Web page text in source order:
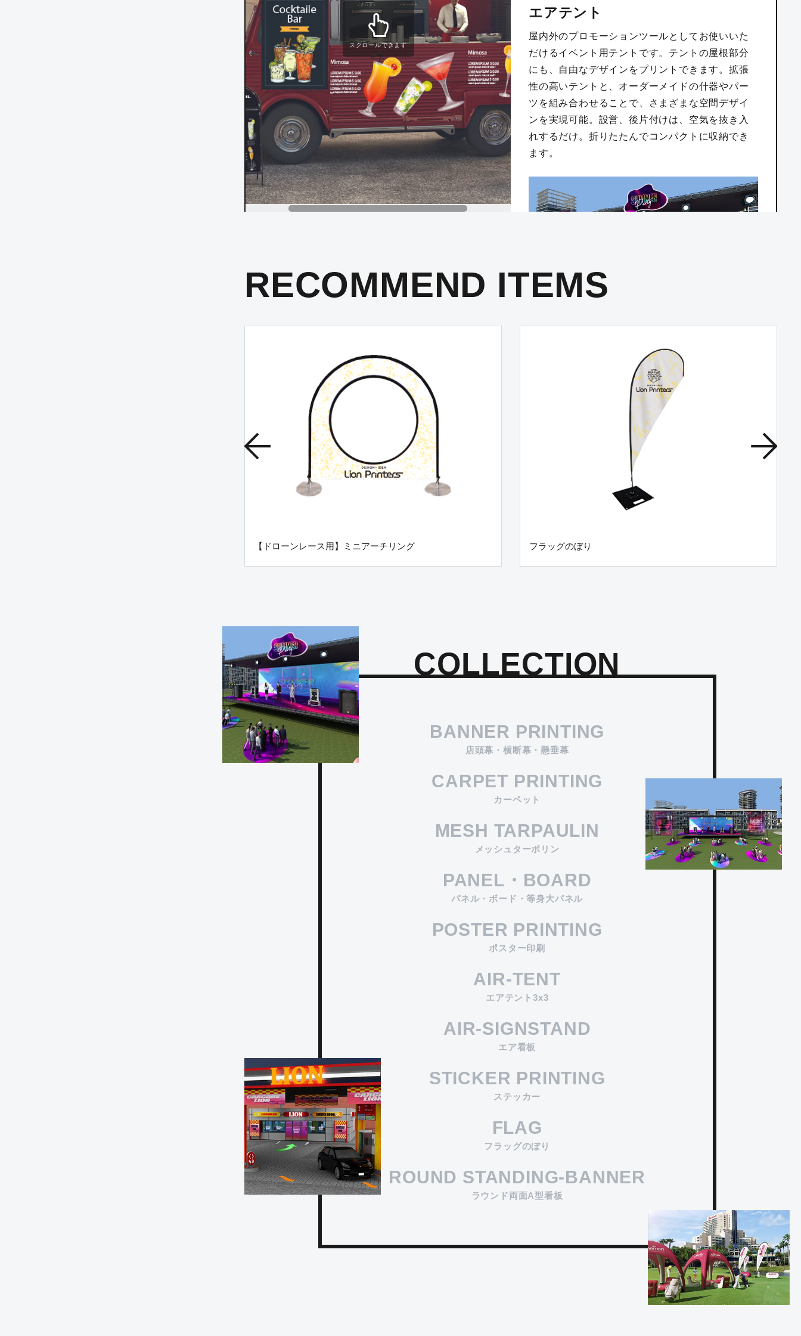
スクロールできます
エアテント
屋内外のプロモーションツールとしてお使いいた
だけるイベント用テントです。テントの屋根部分
にも、自由なデザインをプリントできます。拡張
性の高いテントと、オーダーメイドの什器やパー
ツを組み合わせることで、さまざまな空間デザイ
ンを実現可能。設営、後片付けは、空気を抜き入
れするだけ。折りたたんでコンパクトに収納でき
ます。
白度・平滑性に優れた低発泡塩ビ板。軽量で取り
付けも簡単なのでイベント看板としてオススメ。
マグネット印刷
が広がります。
#布系 #合成紙
タペストリー印刷
天井吊タイプから、袋縫・ハトメ加工まで様々な
タイプがラインナップ。
合成紙、布系、ビニール系を用途に合わせてご選
エアチェア
PR度バツグン!バルーンタイプの椅子ディスプレイ
です。ポンプ付きで組立ても簡単。バルーンなの
RECOMMEND ITEMS
【ドローンレース用】ミニアーチリング フラッグのぼり
COLLECTION
BANNER PRINTING
店頭幕・横断幕・懸垂幕
CARPET PRINTING
カーペット
MESH TARPAULIN
メッシュターポリン
PANEL・BOARD
パネル・ボード・等身大パネル
POSTER PRINTING
ポスター印刷
AIR-TENT
エアテント3x3
AIR-SIGNSTAND
エア看板
STICKER PRINTING
ステッカー
FLAG
フラッグのぼり
ROUND STANDING-BANNER
ラウンド両面A型看板